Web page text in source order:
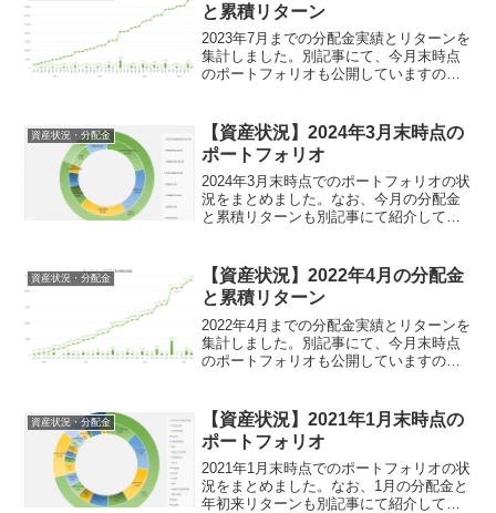
と累積リターン
2023年7月までの分配金実績とリターンを
集計しました。別記事にて、今月末時点
のポートフォリオも公開していますの
39,362ドル棒グラフが各月の配当、折線
グラフが累計...
資産状況・分配金
【資産状況】2024年3月末時点の
ポートフォリオ
2024年3月末時点でのポートフォリオの状
況をまとめました。なお、今月の分配金
と累積リターンも別記事にて紹介してい
を更新今月末時点の運用純資産額
（NAV）は478,0...
資産状況・分配金
【資産状況】2022年4月の分配金
と累積リターン
2022年4月までの分配金実績とリターンを
集計しました。別記事にて、今月末時点
のポートフォリオも公開していますの
23,475ドル棒グラフが各月の配当、折線
グラフが累計...
資産状況・分配金
【資産状況】2021年1月末時点の
ポートフォリオ
2021年1月末時点でのポートフォリオの状
況をまとめました。なお、1月の分配金と
年初来リターンも別記事にて紹介してい